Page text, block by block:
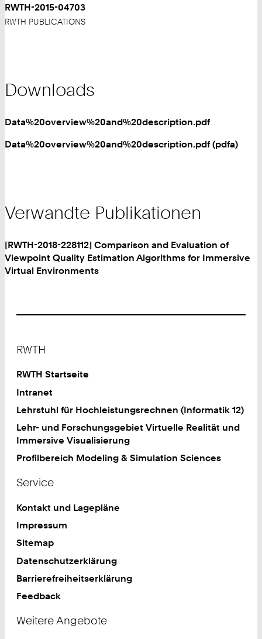
RWTH-2015-04703
RWTH PUBLICATIONS
Downloads
Data%20overview%20and%20description.pdf
Data%20overview%20and%20description.pdf (pdfa)
Verwandte Publikationen
[RWTH-2018-228112] Comparison and Evaluation of
Viewpoint Quality Estimation Algorithms for Immersive
Virtual Environments
RWTH
RWTH Startseite
Intranet
Lehrstuhl für Hochleistungsrechnen (Informatik 12)
Lehr- und Forschungsgebiet Virtuelle Realität und
Immersive Visualisierung
Profilbereich Modeling & Simulation Sciences
Service
Kontakt und Lagepläne
Impressum
Sitemap
Datenschutzerklärung
Barrierefreiheitserklärung
Feedback
Weitere Angebote